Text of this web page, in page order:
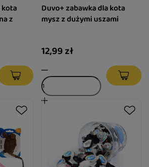
kota
z
Duvo+ zabawka dla kota
mysz z dużymi uszami
12,99 zł